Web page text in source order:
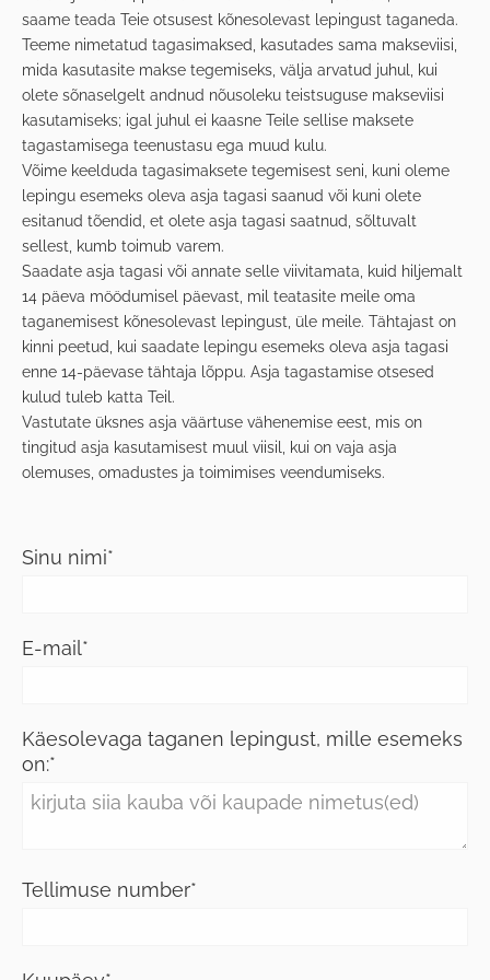
saame teada Teie otsusest kõnesolevast lepingust taganeda.
Teeme nimetatud tagasimaksed, kasutades sama makseviisi,
mida kasutasite makse tegemiseks, välja arvatud juhul, kui
olete sõnaselgelt andnud nõusoleku teistsuguse makseviisi
kasutamiseks; igal juhul ei kaasne Teile sellise maksete
tagastamisega teenustasu ega muud kulu.
Võime keelduda tagasimaksete tegemisest seni, kuni oleme
lepingu esemeks oleva asja tagasi saanud või kuni olete
esitanud tõendid, et olete asja tagasi saatnud, sõltuvalt
sellest, kumb toimub varem.
Saadate asja tagasi või annate selle viivitamata, kuid hiljemalt
14 päeva möödumisel päevast, mil teatasite meile oma
taganemisest kõnesolevast lepingust, üle meile. Tähtajast on
kinni peetud, kui saadate lepingu esemeks oleva asja tagasi
enne 14-päevase tähtaja lõppu. Asja tagastamise otsesed
kulud tuleb katta Teil.
Vastutate üksnes asja väärtuse vähenemise eest, mis on
tingitud asja kasutamisest muul viisil, kui on vaja asja
olemuses, omadustes ja toimimises veendumiseks.
Sinu nimi
E-mail
Käesolevaga taganen lepingust, mille esemeks
on:
Tellimuse number